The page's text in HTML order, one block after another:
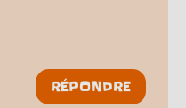
réactions
RÉPONDRE